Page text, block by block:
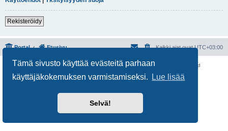
Tämä sivusto käyttää evästeitä parhaan
käyttäjäkokemuksen varmistamiseksi.
Lue lisää
Selvä!
Rekisteröidy
Portal Etusivu Kaikki ajat ovatUTC+03:00
Keskustelufoorumin ohjelmistophpBB® Forum Software © phpBB Limited
Käännös: phpBB Suomi (lurttinen, harritapio, Pettis)